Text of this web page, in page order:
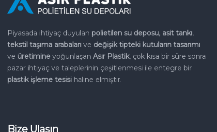
Piyasada ihtiyaç duyulan polietilen su deposu, asit tankı,
tekstil taşıma arabaları ve değişik tipteki kutuların tasarımı
ve üretimine yoğunlaşan Asır Plastik, çok kısa bir süre sonra
pazar ihtiyaç ve taleplerinin çeşitlenmesi ile entegre bir
plastik işleme tesisi haline elmiştir.
Bize Ulaşın